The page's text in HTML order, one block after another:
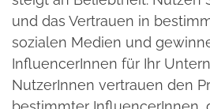
und das Vertrauen in
sozialen Medien und
InfluencerInnen für Ihr
NutzerInnen vertrauen den